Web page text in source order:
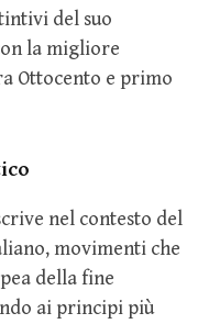
del suo
la migliore
Ottocento e primo
nel contesto del
movimenti che
della fine
ai principi più